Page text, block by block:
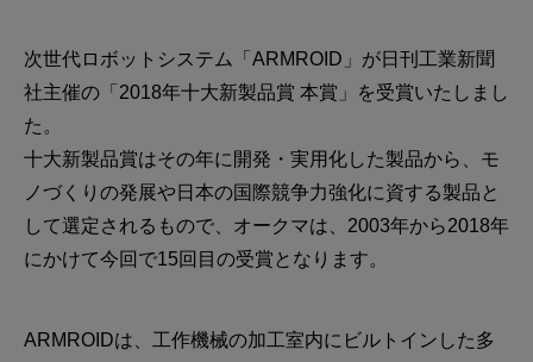
次世代ロボットシステム「ARMROID」が日刊工業新聞
社主催の「2018年十大新製品賞 本賞」を受賞いたしまし
た。
十大新製品賞はその年に開発・実用化した製品から、モ
ノづくりの発展や日本の国際競争力強化に資する製品と
して選定されるもので、オークマは、2003年から2018年
にかけて今回で15回目の受賞となります。
ARMROIDは、工作機械の加工室内にビルトインした多